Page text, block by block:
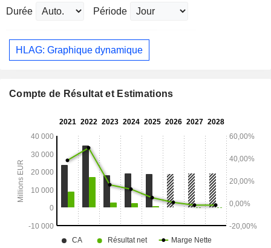
Durée Période
HLAG: Graphique dynamique
Compte de Résultat et Estimations